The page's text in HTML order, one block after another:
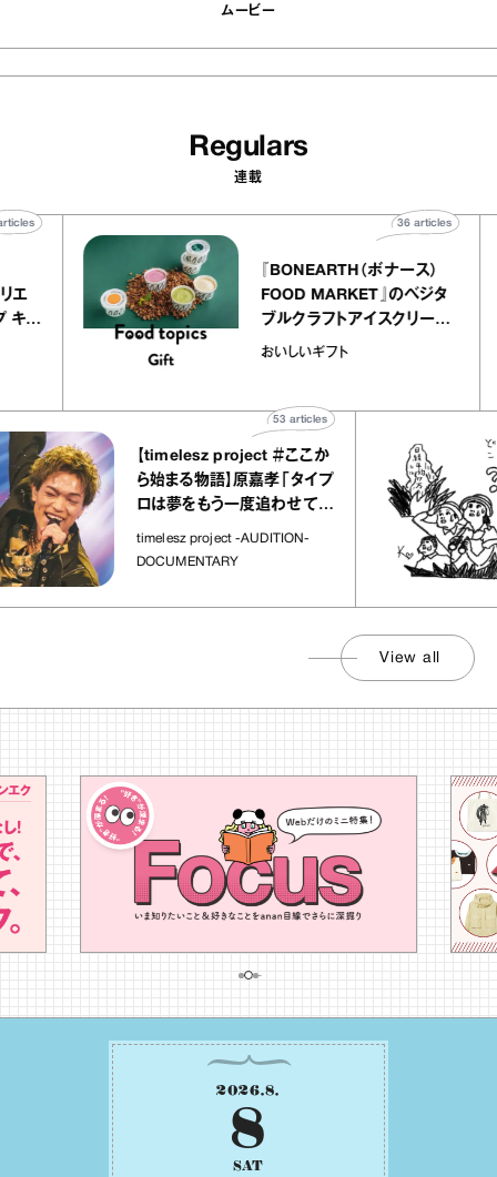
ムービー
Regulars
連載
ー アトリエ
クレープ キャ
『BONEARTH（ボナース
FOOD MARKET』のベジ
ブルクラフトアイスクリ
｜真野知子の「おいしい
おいしいギフト
【timelesz project ＃ここか
ら始まる物語】原嘉孝「タイプ
ロは夢をもう一度追わせてく
れた場所」
timelesz project -AUDITION-
DOCUMENTARY
View all
2026.8.
8
SAT